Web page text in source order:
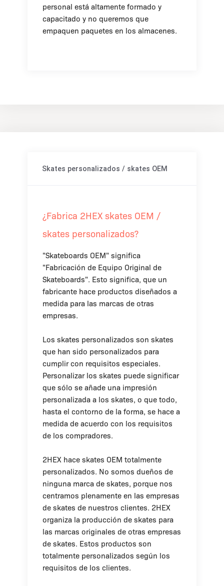
personal está altamente formado y
capacitado y no queremos que
empaquen paquetes en los almacenes.
Skates personalizados / skates OEM
¿Fabrica 2HEX skates OEM /
skates personalizados?
"Skateboards OEM" significa
"Fabricación de Equipo Original de
Skateboards". Esto significa, que un
fabricante hace productos diseñados a
medida para las marcas de otras
empresas.
Los skates personalizados son skates
que han sido personalizados para
cumplir con requisitos especiales.
Personalizar los skates puede significar
que sólo se añade una impresión
personalizada a los skates, o que todo,
hasta el contorno de la forma, se hace a
medida de acuerdo con los requisitos
de los compradores.
2HEX hace skates OEM totalmente
personalizados. No somos dueños de
ninguna marca de skates, porque nos
centramos plenamente en las empresas
de skates de nuestros clientes. 2HEX
organiza la producción de skates para
las marcas originales de otras empresas
de skates. Estos productos son
totalmente personalizados según los
requisitos de los clientes.